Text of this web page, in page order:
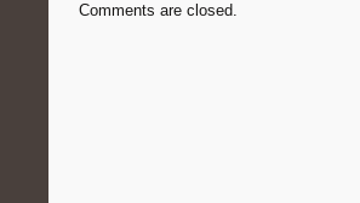
Comments are closed.